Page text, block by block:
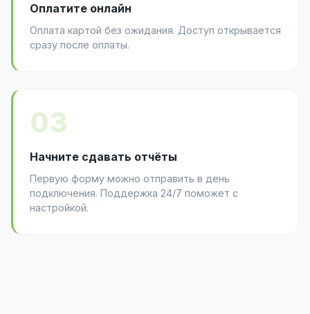
Оплатите онлайн
Оплата картой без ожидания. Доступ открывается
сразу после оплаты.
03
Начните сдавать отчёты
Первую форму можно отправить в день
подключения. Поддержка 24/7 поможет с
настройкой.